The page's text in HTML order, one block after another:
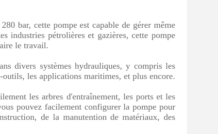
bar, cette pompe est capable de gérer même
industries pétrolières et gazières, cette pompe
le travail.
divers systèmes hydrauliques, y compris les
les applications maritimes, et plus encore.
les arbres d'entraînement, les ports et les
pouvez facilement configurer la pompe pour
de la manutention de matériaux, des